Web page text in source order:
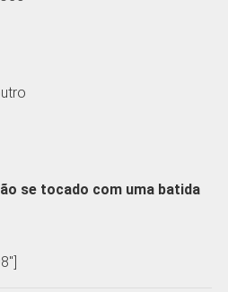
se tocado com uma batida